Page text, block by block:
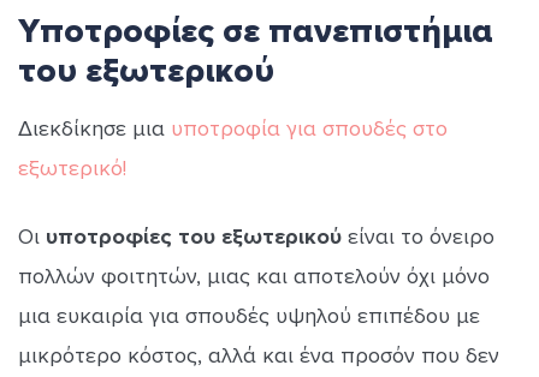
Υποτροφίες σε πανεπιστήμια
του εξωτερικού
Διεκδίκησε μια υποτροφία για σπουδές στο
εξωτερικό!
Οι υποτροφίες του εξωτερικού είναι το όνειρο
πολλών φοιτητών, μιας και αποτελούν όχι μόνο
μια ευκαιρία για σπουδές υψηλού επιπέδου με
μικρότερο κόστος, αλλά και ένα προσόν που δεν